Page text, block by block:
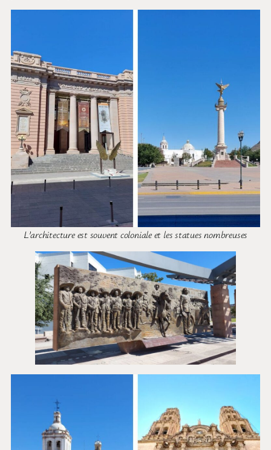
L’architecture est souvent coloniale et les statues nombreuses